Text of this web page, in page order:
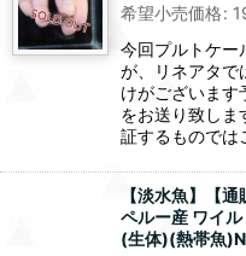
希望小売価格:
今回プルトケー
が、リネアタで
けがございます
をお送り致し
証するもので
【淡水魚】【
ペルー産 ワイ
(生体)(熱帯魚